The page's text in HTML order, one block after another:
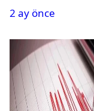
Gözaltına Alındı
2 ay önce